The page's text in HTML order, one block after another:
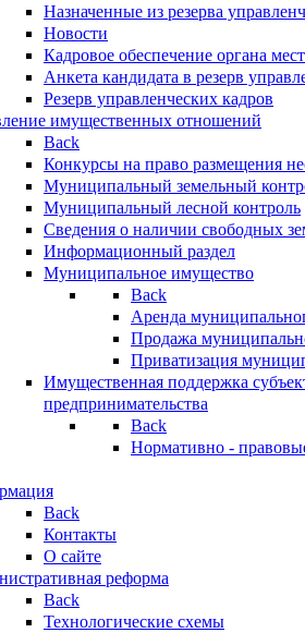
Назначенные из резерва
Новости
Кадровое обеспечение органа
Анкета кандидата в резерв
Резерв управленческих кадров
имущественных отношений
Back
Конкурсы на право размещения
Муниципальный земельный
Муниципальный лесной контроль
Сведения о наличии свободных
Информационный раздел
Муниципальное имущество
Back
Аренда
Продажа
Приватизация
Имущественная поддержка
предпринимательства
Back
Нормативно -
Back
Контакты
О сайте
реформа
Back
Технологические схемы